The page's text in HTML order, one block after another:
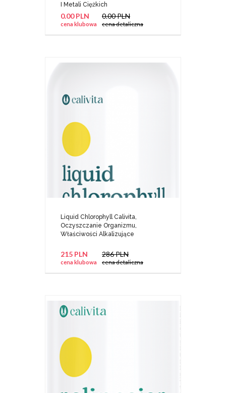
I Metali Ciężkich
0.00 PLN
cena klubowa
0.00 PLN
cena detaliczna
Liquid Chlorophyll Calivita,
Oczyszczanie Organizmu,
Właściwości Alkalizujące
215 PLN
cena klubowa
286 PLN
cena detaliczna